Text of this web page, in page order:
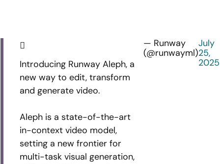
Introducing Runway Aleph, a
new way to edit, transform
and generate video.
Aleph is a state-of-the-art
in-context video model,
setting a new frontier for
multi-task visual generation,
— Runway
(@runwayml)
July
25,
2025